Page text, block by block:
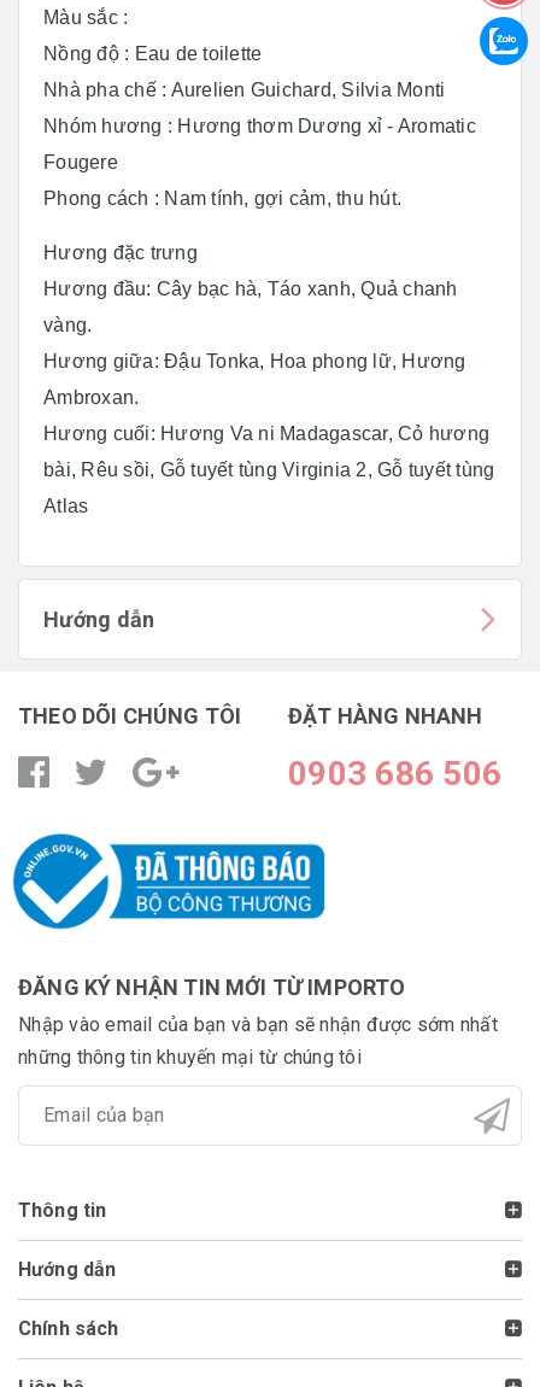
Màu sắc :
Nồng độ : Eau de toilette
Nhà pha chế : Aurelien Guichard, Silvia Monti
Nhóm hương : Hương thơm Dương xỉ - Aromatic
Fougere
Phong cách : Nam tính, gợi cảm, thu hút.
Hương đặc trưng
Hương đầu: Cây bạc hà, Táo xanh, Quả chanh
vàng.
Hương giữa: Đậu Tonka, Hoa phong lữ, Hương
Ambroxan.
Hương cuối: Hương Va ni Madagascar, Cỏ hương
bài, Rêu sồi, Gỗ tuyết tùng Virginia 2, Gỗ tuyết tùng
Atlas
Hướng dẫn
THEO DÕI CHÚNG TÔI ĐẶT HÀNG NHANH
0903 686 506
ĐĂNG KÝ NHẬN TIN MỚI TỪ IMPORTO
Nhập vào email của bạn và bạn sẽ nhận được sớm nhất
những thông tin khuyến mại từ chúng tôi
Thông tin
Hướng dẫn
Chính sách